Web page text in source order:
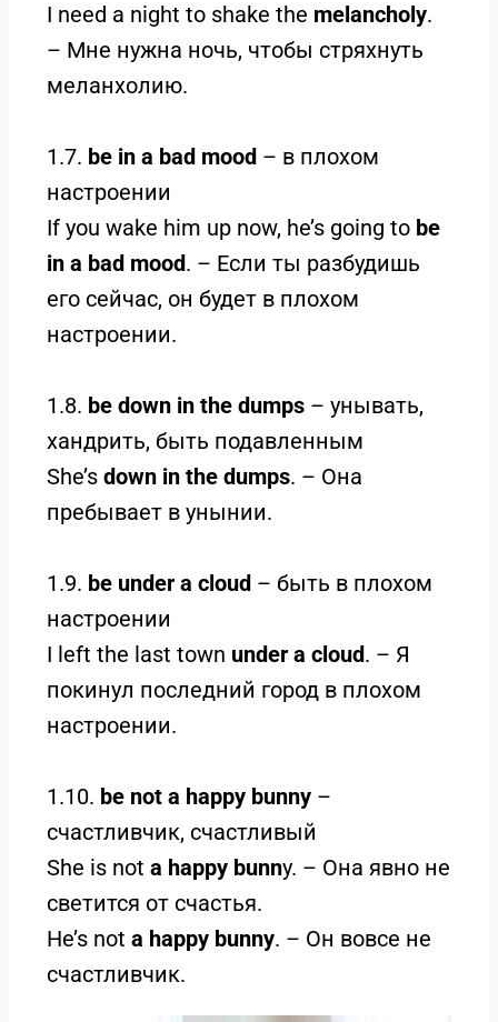
I need a night to shake the melancholy.
– Мне нужна ночь, чтобы стряхнуть
меланхолию.
1.7. be in a bad mood – в плохом
настроении
If you wake him up now, he’s going to be
in a bad mood. – Если ты разбудишь
его сейчас, он будет в плохом
настроении.
1.8. be down in the dumps – унывать,
хандрить, быть подавленным
She’s down in the dumps. – Она
пребывает в унынии.
1.9. be under a cloud – быть в плохом
настроении
I left the last town under a cloud. – Я
покинул последний город в плохом
настроении.
1.10. be not a happy bunny –
счастливчик, счастливый
She is not a happy bunny. – Она явно не
светится от счастья.
He’s not a happy bunny. – Он вовсе не
счастливчик.